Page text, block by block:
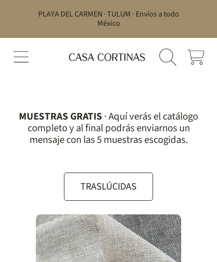
IR DIRECTAMENTE AL CONTENIDO
PLAYA DEL CARMEN · TULUM · Envíos a todo
México
CARRITO
MUESTRAS GRATIS · Aquí verás el catálogo
completo y al final podrás enviarnos un
mensaje con las 5 muestras escogidas.
TRASLÚCIDAS